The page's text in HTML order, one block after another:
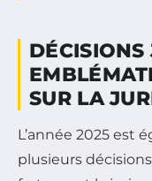
SUR LA
L’année 2025 est
plusieurs